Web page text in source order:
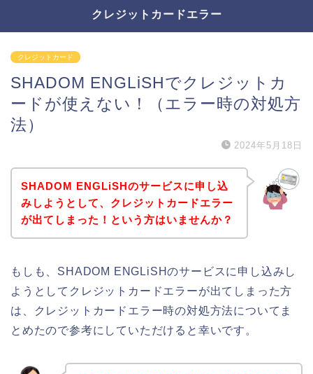
クレジットカードエラー
クレジットカード
SHADOM ENGLiSHでクレジットカ
ードが使えない！（エラー時の対処方
法）
2024年5月18日
SHADOM ENGLiSHのサービスに申し込
みしようとして、クレジットカードエラー
が出てしまった！という方はいませんか？
もしも、SHADOM ENGLiSHのサービスに申し込みし
ようとしてクレジットカードエラーが出てしまった方
は、クレジットカードエラー時の対処方法についてま
とめたので参考にしていただけると幸いです。